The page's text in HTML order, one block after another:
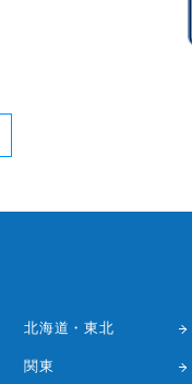
北海道・東北
関東